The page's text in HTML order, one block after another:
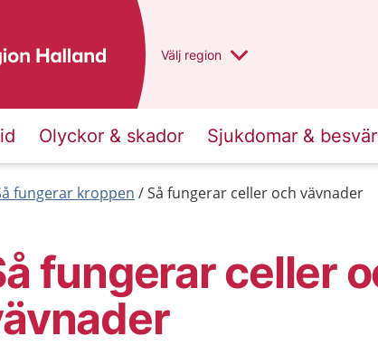
Du har valt region
Välj en annan
region
Olyckor & skador Sjukdomar & besvär
fungerar kroppen Så fungerar celler och vävnader
fungerar celler